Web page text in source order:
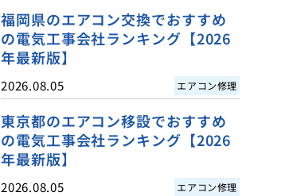
福岡県のエアコン交換でおすすめ
の電気工事会社ランキング【2026
年最新版】
2026.08.05 エアコン修理
東京都のエアコン移設でおすすめ
の電気工事会社ランキング【2026
年最新版】
2026.08.05 エアコン修理